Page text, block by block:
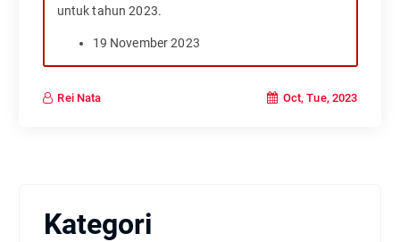
untuk tahun 2023.
19 November 2023
Rei Nata Oct, Tue, 2023
Kategori